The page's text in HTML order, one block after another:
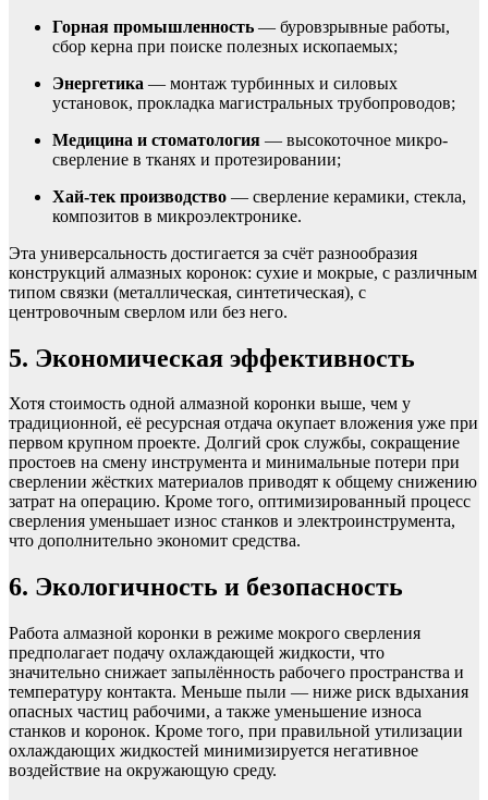
Горная промышленность — буровзрывные работы,
сбор керна при поиске полезных ископаемых;
Энергетика — монтаж турбинных и силовых
установок, прокладка магистральных трубопроводов;
Медицина и стоматология — высокоточное микро­
сверление в тканях и протезировании;
Хай-тек производство — сверление керамики, стекла,
композитов в микроэлектронике.
Эта универсальность достигается за счёт разнообразия
конструкций алмазных коронок: сухие и мокрые, с различным
типом связки (металлическая, синтетическая), с
центровочным сверлом или без него.
5. Экономическая эффективность
Хотя стоимость одной алмазной коронки выше, чем у
традиционной, её ресурсная отдача окупает вложения уже при
первом крупном проекте. Долгий срок службы, сокращение
простоев на смену инструмента и минимальные потери при
сверлении жёстких материалов приводят к общему снижению
затрат на операцию. Кроме того, оптимизированный процесс
сверления уменьшает износ станков и электроинструмента,
что дополнительно экономит средства.
6. Экологичность и безопасность
Работа алмазной коронки в режиме мокрого сверления
предполагает подачу охлаждающей жидкости, что
значительно снижает запылённость рабочего пространства и
температуру контакта. Меньше пыли — ниже риск вдыхания
опасных частиц рабочими, а также уменьшение износа
станков и коронок. Кроме того, при правильной утилизации
охлаждающих жидкостей минимизируется негативное
воздействие на окружающую среду.